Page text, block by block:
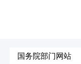
国务院部门网站